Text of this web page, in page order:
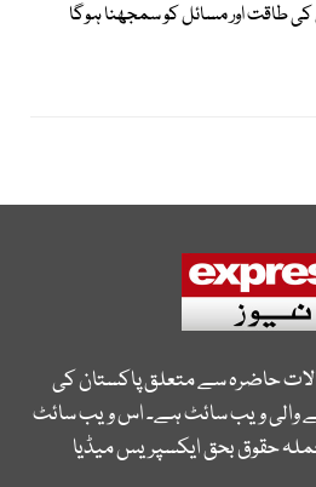
طاقت اور مسائل کو سمجھنا ہوگا
حاضرہ سے متعلق پاکستان کی
والی ویب سائٹ ہے۔ اس ویب سائٹ
حقوق بحق ایکسپریس میڈیا